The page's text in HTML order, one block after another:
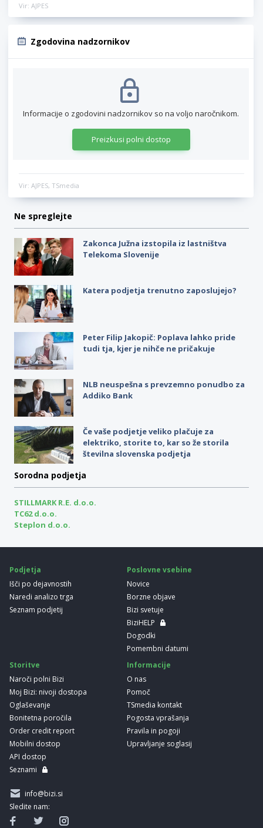
Vir: AJPES
Zgodovina nadzornikov
Informacije o zgodovini nadzornikov so na voljo naročnikom.
Preizkusi polni dostop
Vir: AJPES, TSmedia
Ne spreglejte
Zakonca Južna izstopila iz lastništva
Telekoma Slovenije
Katera podjetja trenutno zaposlujejo?
Peter Filip Jakopič: Poplava lahko pride
tudi tja, kjer je nihče ne pričakuje
NLB neuspešna s prevzemno ponudbo za
Addiko Bank
Če vaše podjetje veliko plačuje za
elektriko, storite to, kar so že storila
številna slovenska podjetja
Sorodna podjetja
STILLMARK R.E. d.o.o.
TC62 d.o.o.
Steplon d.o.o.
Podjetja
Išči po dejavnostih
Naredi analizo trga
Seznam podjetij
Poslovne vsebine
Novice
Borzne objave
Bizi svetuje
BiziHELP
Dogodki
Pomembni datumi
Storitve
Naroči polni Bizi
Moj Bizi: nivoji dostopa
Oglaševanje
Bonitetna poročila
Order credit report
Mobilni dostop
API dostop
Seznami
Informacije
O nas
Pomoč
TSmedia kontakt
Pogosta vprašanja
Pravila in pogoji
Upravljanje soglasij
info@bizi.si
Sledite nam: